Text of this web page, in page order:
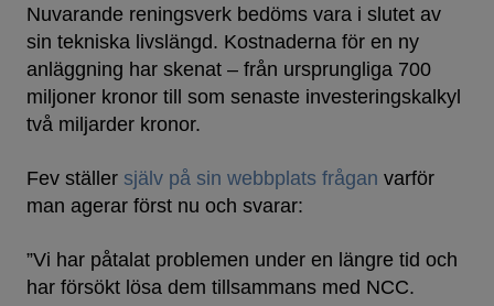
Nuvarande reningsverk bedöms vara i slutet av
sin tekniska livslängd. Kostnaderna för en ny
anläggning har skenat – från ursprungliga 700
miljoner kronor till som senaste investeringskalkyl
två miljarder kronor.
Fev ställer själv på sin webbplats frågan varför
man agerar först nu och svarar:
”Vi har påtalat problemen under en längre tid och
har försökt lösa dem tillsammans med NCC.